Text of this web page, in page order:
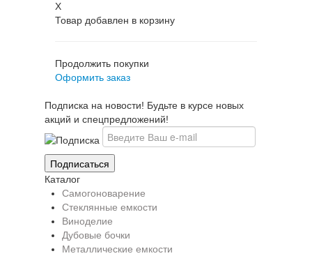
X
Товар добавлен в корзину
Продолжить покупки
Оформить заказ
Подписка на новости! Будьте в курсе новых
акций и спецпредложений!
Каталог
Самогоноварение
Стеклянные емкости
Виноделие
Дубовые бочки
Металлические емкости